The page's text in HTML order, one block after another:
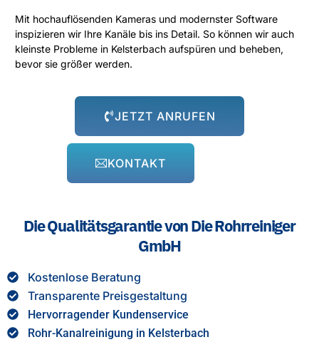
Mit hochauflösenden Kameras und modernster Software
inspizieren wir Ihre Kanäle bis ins Detail. So können wir auch
kleinste Probleme in Kelsterbach aufspüren und beheben,
bevor sie größer werden.
JETZT ANRUFEN
KONTAKT
Die Qualitätsgarantie von Die Rohrreiniger
GmbH
Kostenlose Beratung
Transparente Preisgestaltung
Hervorragender Kundenservice
Rohr-Kanalreinigung in Kelsterbach